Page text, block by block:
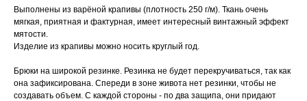
Выполнены из варёной крапивы (плотность 250 г/м). Ткань очень
мягкая, приятная и фактурная, имеет интересный винтажный эффект
мятости.
Изделие из крапивы можно носить круглый год.
Брюки на широкой резинке. Резинка не будет перекручиваться, так как
она зафиксирована. Спереди в зоне живота нет резинки, чтобы не
создавать объем. С каждой стороны - по два защипа, они придают